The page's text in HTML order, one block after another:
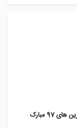
های 97 مبارک